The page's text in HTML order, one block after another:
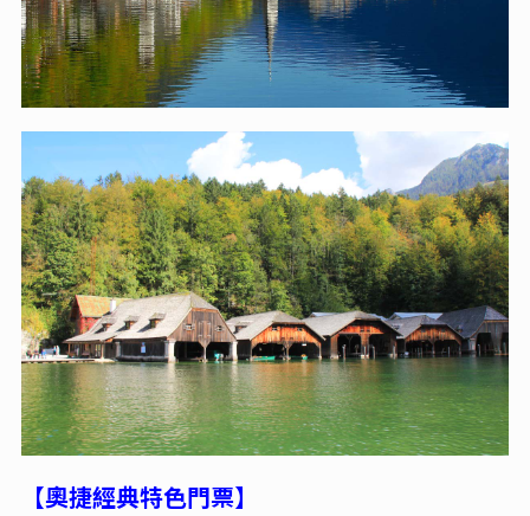
【奧捷經典特色門票】